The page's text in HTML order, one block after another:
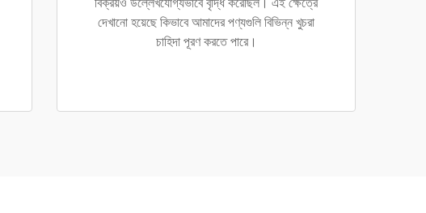
দেখানো হয়েছে কিভাবে আমাদের পণ্যগুলি বিভিন্ন খুচরা
চাহিদা পূরণ করতে পারে।